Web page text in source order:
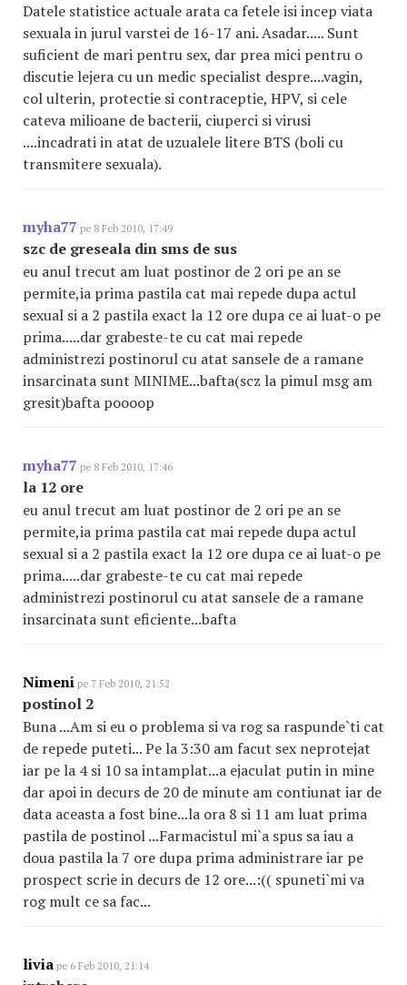
Datele statistice actuale arata ca fetele isi incep viata
sexuala in jurul varstei de 16-17 ani. Asadar..... Sunt
suficient de mari pentru sex, dar prea mici pentru o
discutie lejera cu un medic specialist despre....vagin,
col ulterin, protectie si contraceptie, HPV, si cele
cateva milioane de bacterii, ciuperci si virusi
....incadrati in atat de uzualele litere BTS (boli cu
transmitere sexuala).
myha77 pe 8 Feb 2010, 17:49
szc de greseala din sms de sus
eu anul trecut am luat postinor de 2 ori pe an se
permite,ia prima pastila cat mai repede dupa actul
sexual si a 2 pastila exact la 12 ore dupa ce ai luat-o pe
prima.....dar grabeste-te cu cat mai repede
administrezi postinorul cu atat sansele de a ramane
insarcinata sunt MINIME...bafta(scz la pimul msg am
gresit)bafta poooop
myha77 pe 8 Feb 2010, 17:46
la 12 ore
eu anul trecut am luat postinor de 2 ori pe an se
permite,ia prima pastila cat mai repede dupa actul
sexual si a 2 pastila exact la 12 ore dupa ce ai luat-o pe
prima.....dar grabeste-te cu cat mai repede
administrezi postinorul cu atat sansele de a ramane
insarcinata sunt eficiente...bafta
Nimeni pe 7 Feb 2010, 21:52
postinol 2
Buna ...Am si eu o problema si va rog sa raspunde`ti cat
de repede puteti... Pe la 3:30 am facut sex neprotejat
iar pe la 4 si 10 sa intamplat...a ejaculat putin in mine
dar apoi in decurs de 20 de minute am contiunat iar de
data aceasta a fost bine...la ora 8 si 11 am luat prima
pastila de postinol ...Farmacistul mi`a spus sa iau a
doua pastila la 7 ore dupa prima administrare iar pe
prospect scrie in decurs de 12 ore...:(( spuneti`mi va
rog mult ce sa fac...
livia pe 6 Feb 2010, 21:14